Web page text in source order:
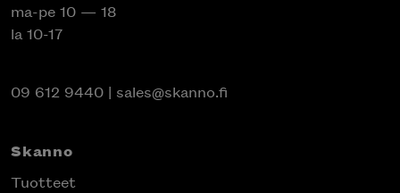
ma-pe 10 — 18
la 10-17
09 612 9440 | sales@skanno.fi
Skanno
Tuotteet